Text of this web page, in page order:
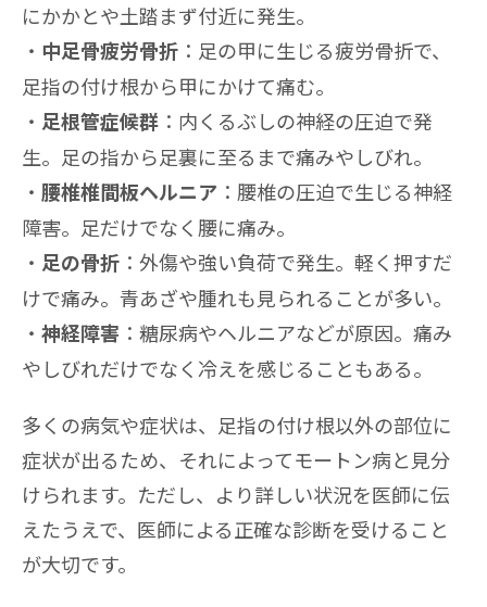
にかかとや土踏まず付近に発生。
中足骨疲労骨折 ：足の甲に生じる疲労骨折で、
足指の付け根から甲にかけて痛む。
足根管症候群 ：内くるぶしの神経の圧迫で発
生。足の指から足裏に至るまで痛みやしびれ。
腰椎椎間板ヘルニア ：腰椎の圧迫で生じる神経
障害。足だけでなく腰に痛み。
足の骨折 ：外傷や強い負荷で発生。軽く押すだ
けで痛み。青あざや腫れも見られることが多い。
神経障害 ：糖尿病やヘルニアなどが原因。痛み
やしびれだけでなく冷えを感じることもある。
多くの病気や症状は、足指の付け根以外の部位に
症状が出るため、それによってモートン病と見分
けられます。ただし、より詳しい状況を医師に伝
えたうえで、医師による正確な診断を受けること
が大切です。